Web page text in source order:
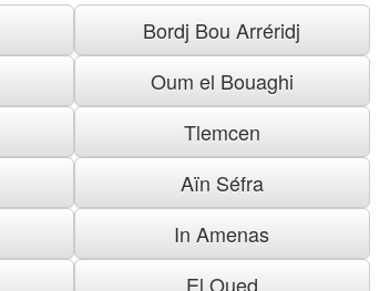
Bordj Bou Arréridj
Oum el Bouaghi
Tlemcen
Aïn Séfra
In Amenas
El Oued